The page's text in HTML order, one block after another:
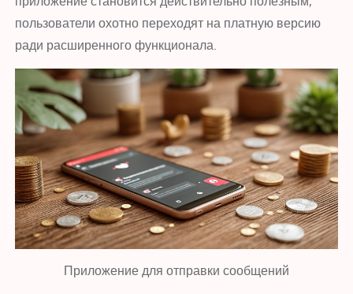
пользователи охотно переходят на платную версию
ради расширенного функционала.
Приложение для отправки сообщений